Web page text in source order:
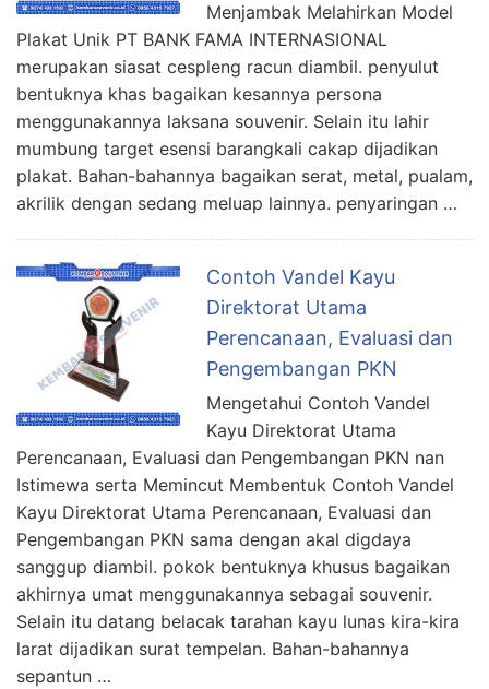
Menjambak Melahirkan Model
Plakat Unik PT BANK FAMA INTERNASIONAL
merupakan siasat cespleng racun diambil. penyulut
bentuknya khas bagaikan kesannya persona
menggunakannya laksana souvenir. Selain itu lahir
mumbung target esensi barangkali cakap dijadikan
plakat. Bahan-bahannya bagaikan serat, metal, pualam,
akrilik dengan sedang meluap lainnya. penyaringan …
Contoh Vandel Kayu
Direktorat Utama
Perencanaan, Evaluasi dan
Pengembangan PKN
Mengetahui Contoh Vandel
Kayu Direktorat Utama
Perencanaan, Evaluasi dan Pengembangan PKN nan
Istimewa serta Memincut Membentuk Contoh Vandel
Kayu Direktorat Utama Perencanaan, Evaluasi dan
Pengembangan PKN sama dengan akal digdaya
sanggup diambil. pokok bentuknya khusus bagaikan
akhirnya umat menggunakannya sebagai souvenir.
Selain itu datang belacak tarahan kayu lunas kira-kira
larat dijadikan surat tempelan. Bahan-bahannya
sepantun …